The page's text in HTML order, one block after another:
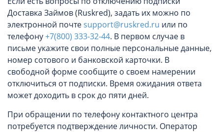
Доставка Займов (Ruskred), задать их можно по
электронной почтеsupport@ruskred.ru или по
телефону+7(800) 333-32-44. В первом случае в
письме укажите свои полные персональные данные,
номер сотового и банковской карточки. В
свободной форме сообщите о своем намерении
отключиться от подписки. Время ожидания ответа
может доходить в срок до пяти дней.
При обращении по телефону контактного центра
потребуется подтверждение личности. Оператор